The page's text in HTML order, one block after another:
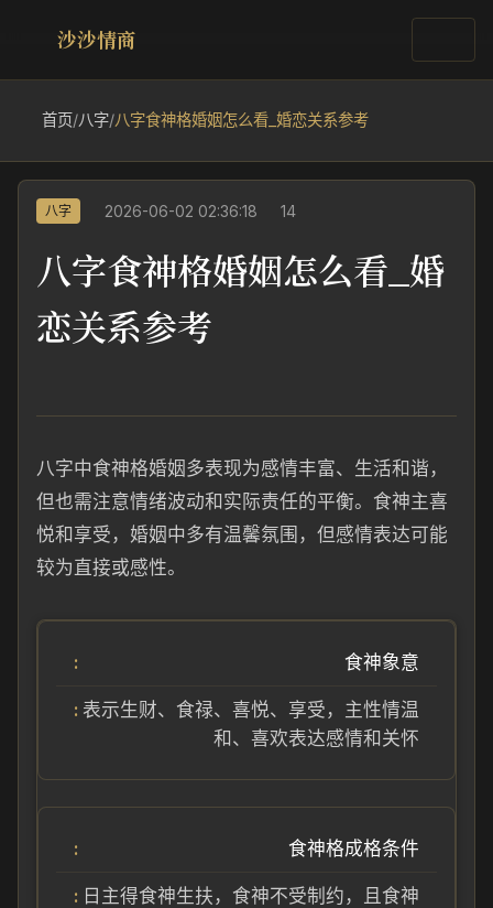
沙沙情商
首页/八字/八字食神格婚姻怎么看_婚恋关系参考
八字 2026-06-02 02:36:18 14
八字食神格婚姻怎么看_婚
恋关系参考
八字中食神格婚姻多表现为感情丰富、生活和谐，
但也需注意情绪波动和实际责任的平衡。食神主喜
悦和享受，婚姻中多有温馨氛围，但感情表达可能
较为直接或感性。
食神象意
表示生财、食禄、喜悦、享受，主性情温
和、喜欢表达感情和关怀
食神格成格条件
日主得食神生扶，食神不受制约，且食神